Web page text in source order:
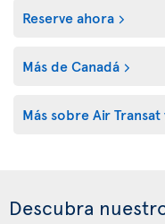
Reserve ahora
Más de Canadá
Más sobre Air
Descubra